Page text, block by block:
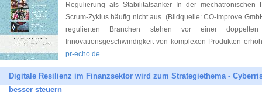
Regulierung als Stabilitätsanker In der mechatronischen
Scrum-Zyklus häufig nicht aus. (Bildquelle: CO-Improve
regulierten Branchen stehen vor einer doppelten
Innovationsgeschwindigkeit von komplexen Produkten
pr-echo.de
Digitale Resilienz im Finanzsektor wird zum Strategiethema -
besser steuern